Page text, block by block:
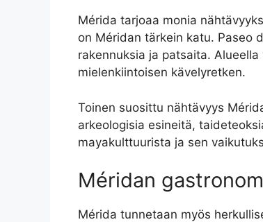
Mérida tarjoaa monia
on Méridan tärkein katu. Paseo
rakennuksia ja patsaita.
mielenkiintoisen kävelyretken.
Toinen suosittu nähtävyys
arkeologisia esineitä,
mayakulttuurista ja sen
Méridan
Mérida tunnetaan myös